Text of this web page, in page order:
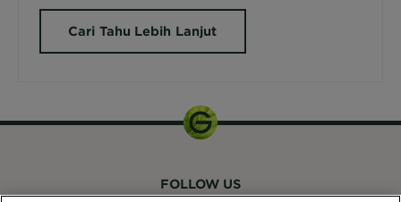
Cari Tahu Lebih Lanjut
FOLLOW US